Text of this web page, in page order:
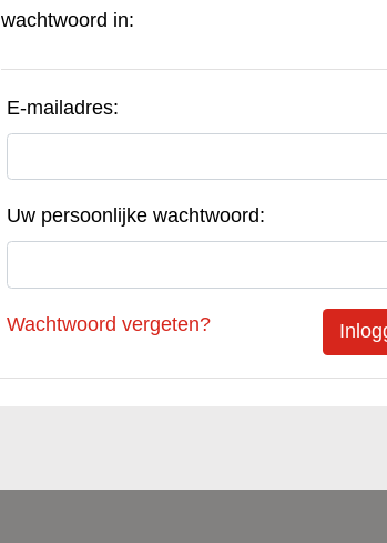
wachtwoord in:
E-mailadres:
Uw persoonlijke wachtwoord:
Wachtwoord vergeten?